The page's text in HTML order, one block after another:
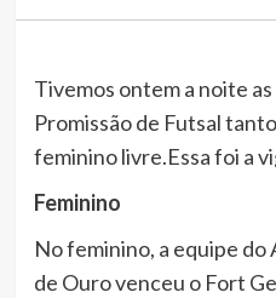
Tivemos ontem a noite
Promissão de Futsal
feminino livre.Essa foi a
Feminino
No feminino, a equipe
de Ouro venceu o Fort